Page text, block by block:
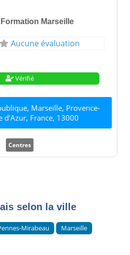
Marseille
Aucune évaluation
Vérifié
Marseille, Provence-
d’Azur, France, 13000
Centres
selon la ville
Mirabeau
Marseille